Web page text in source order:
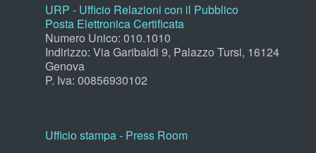
URP - Ufficio Relazioni con il Pubblico
Posta Elettronica Certificata
Numero Unico: 010.1010
Indirizzo: Via Garibaldi 9, Palazzo Tursi, 16124
Genova
P. Iva: 00856930102
Ufficio stampa - Press Room